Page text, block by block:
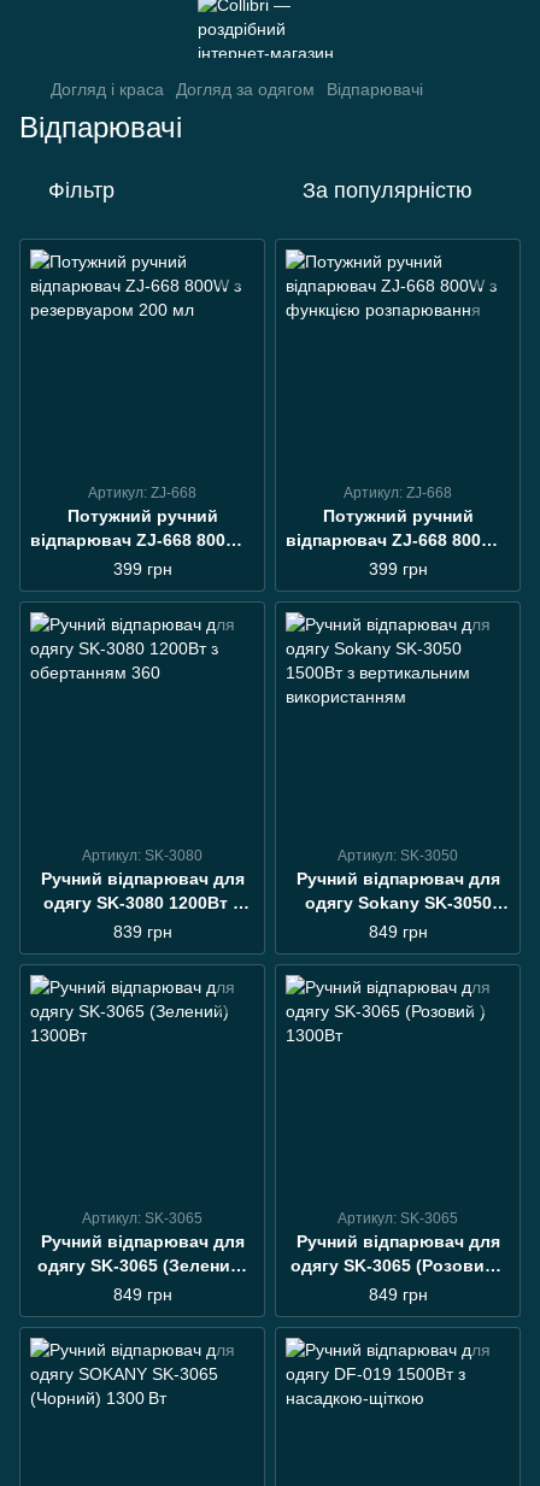
Догляд і краса Догляд за одягом Відпарювачі
Відпарювачі
Фільтр За популярністю
Артикул: ZJ-668
Потужний ручний
відпарювач ZJ-668 800W з
резервуаром 200 мл
399 грн
Артикул: ZJ-668
Потужний ручний
відпарювач ZJ-668 800W з
функцією розпарювання
399 грн
Артикул: SK-3080
Ручний відпарювач для
одягу SK-3080 1200Вт з
обертанням 360
839 грн
Артикул: SK-3050
Ручний відпарювач для
одягу Sokany SK-3050
1500Вт з вертикальним
використанням
849 грн
Артикул: SK-3065
Ручний відпарювач для
одягу SK-3065 (Зелений)
1300Вт
849 грн
Артикул: SK-3065
Ручний відпарювач для
одягу SK-3065 (Розовий )
1300Вт
849 грн